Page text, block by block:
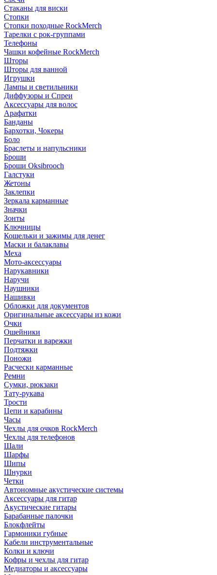
Стаканы для виски
Стопки
Стопки походные RockMerch
Тарелки с рок-группами
Телефоны
Чашки кофейные RockMerch
Шторы
Шторы для ванной
Игрушки
Лампы и светильники
Диффузоры и Спреи
Аксессуары для волос
Арафатки
Банданы
Бархотки, Чокеры
Боло
Браслеты и напульсники
Броши
Броши Oksibrooch
Галстуки
Жетоны
Заклепки
Зеркала карманные
Значки
Зонты
Ключницы
Кошельки и зажимы для денег
Маски и балаклавы
Меха
Мото-аксессуары
Нарукавники
Наручи
Наушники
Нашивки
Обложки для документов
Оригинальные аксессуары из кожи
Очки
Ошейники
Перчатки и варежки
Подтяжки
Поножи
Расчески карманные
Ремни
Сумки, рюкзаки
Тату-рукава
Трости
Цепи и карабины
Часы
Чехлы для очков RockMerch
Чехлы для телефонов
Шали
Шарфы
Шипы
Шнурки
Четки
Автономные акустические системы
Аксессуары для гитар
Акустические гитары
Барабанные палочки
Блокфлейты
Гармоники губные
Кабели инструментальные
Колки и ключи
Кофры и чехлы для гитар
Медиаторы и аксессуары